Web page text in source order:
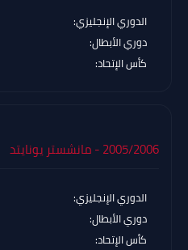
الدوري الإنجليزي:
دوري الأبطال:
كأس الإتحاد:
2005/2006 - مانشستر يونايتد
الدوري الإنجليزي:
دوري الأبطال:
كأس الإتحاد: